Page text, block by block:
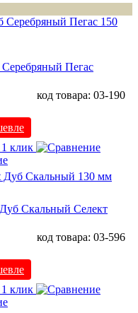
Пегас
код товара: 03-190
клик
Скальный Селект
код товара: 03-596
клик